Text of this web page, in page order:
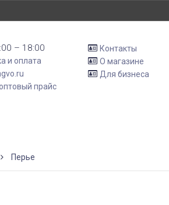
– 18:00
и оплата
прайс
Контакты
О магазине
Для бизнеса
Перье